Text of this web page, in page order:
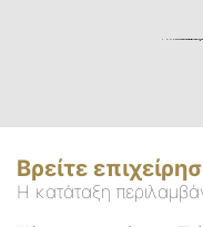
Βρείτε
Η κατάταξη